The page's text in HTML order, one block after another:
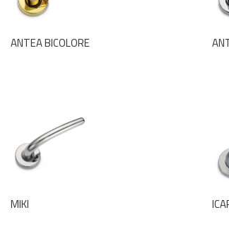
ANTEA BICOLORE
MIKI